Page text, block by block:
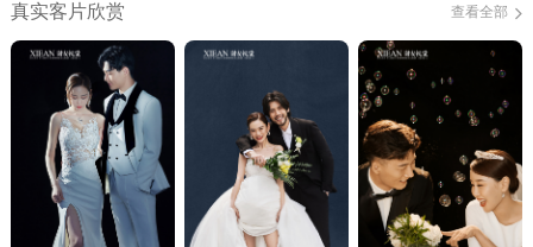
真实客片欣赏 查看全部